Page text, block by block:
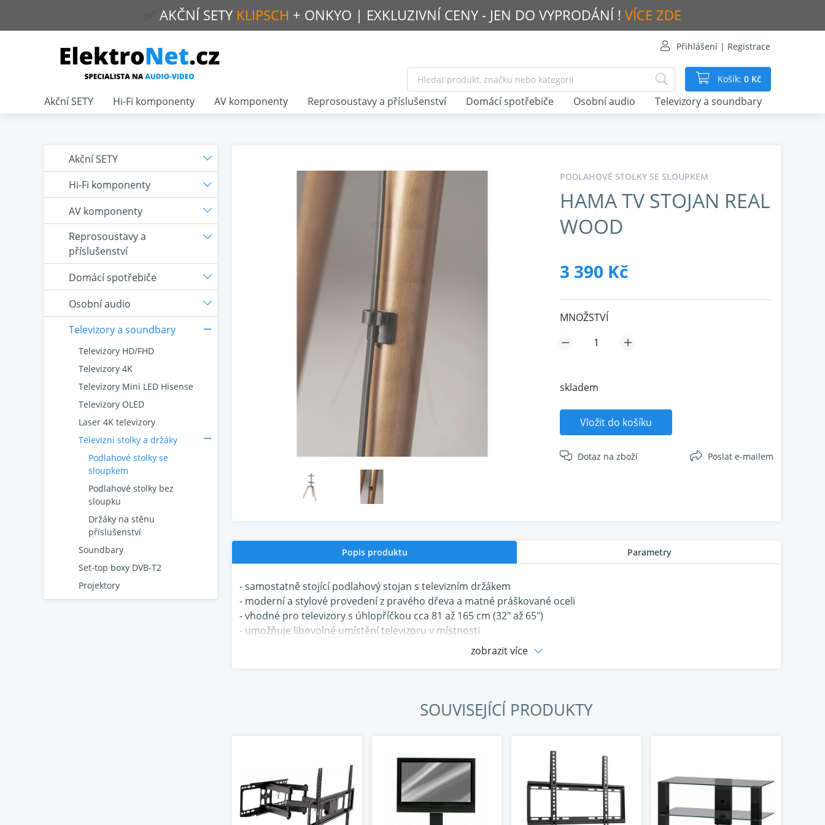
✅ AKČNÍ SETY KLIPSCH + ONKYO | EXKLUZIVNÍ CENY - JEN DO VYPRODÁNÍ ! VÍCE ZDE
Přihlášení | Registrace
Košík: 0 Kč
PODLAHOVÉ STOLKY SE SLOUPKEM
HAMA TV STOJAN REAL
WOOD
3 390 Kč
MNOŽSTVÍ
skladem
Vložit do košíku
Dotaz na zboží Poslat e-mailem
Popis produktu Parametry
- samostatně stojící podlahový stojan s televizním držákem
- moderní a stylové provedení z pravého dřeva a matné práškované oceli
- vhodné pro televizory s úhlopříčkou cca 81 až 165 cm (32" až 65")
- umožňuje libovolné umístění televizoru v místnosti
- snadné nasměrování TV požadovaným směrem díky otočnému držáku
- podpora závitů na TV: max. M8
- rozsah otáčení do stran: 140 st.
- rozsah naklápění: 0 (fixní)
- max. nosnost: 35 kg
- výška: 135 cm
zobrazit více
SOUVISEJÍCÍ PRODUKTY
Akční SETY
Hi-Fi komponenty
AV komponenty
Reprosoustavy a
příslušenství
Domácí spotřebiče
Osobní audio
Televizory a soundbary
Televizory HD/FHD
Televizory 4K
Televizory Mini LED Hisense
Televizory OLED
Laser 4K televizory
Televizní stolky a držáky
Podlahové stolky se
sloupkem
Podlahové stolky bez
sloupku
Držáky na stěnu
příslušenství
Soundbary
Set-top boxy DVB-T2
Projektory
Akční SETY Hi-Fi komponenty AV komponenty Reprosoustavy a příslušenství Domácí spotřebiče Osobní audio Televizory a soundbary